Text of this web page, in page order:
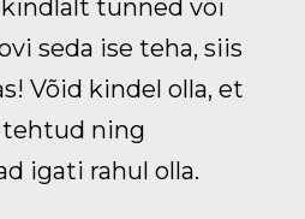
tunned või
seda ise teha, siis
Võid kindel olla, et
ning
igati rahul olla.